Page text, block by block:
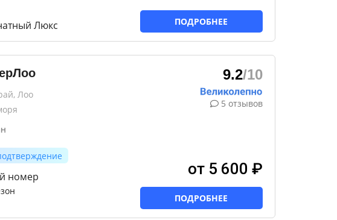
Люкс ПОДРОБНЕЕ
Лоо
номер
9.2/10
5 отзывов
от 5 600 ₽
ПОДРОБНЕЕ